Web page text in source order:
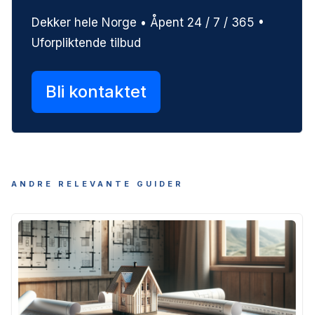
Dekker hele Norge • Åpent 24 / 7 / 365 •
Uforpliktende tilbud
Bli kontaktet
ANDRE RELEVANTE GUIDER